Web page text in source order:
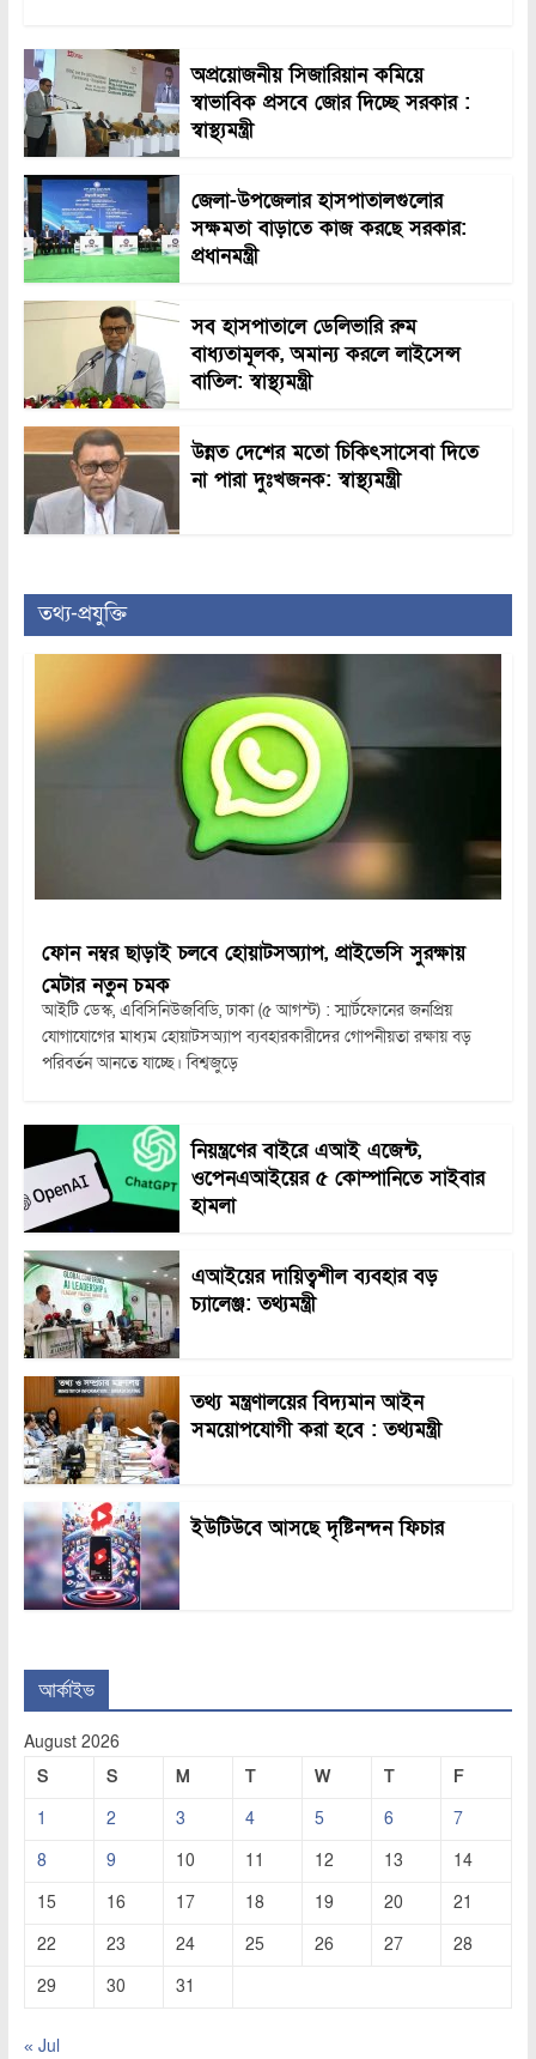
অপ্রয়োজনীয় সিজারিয়ান কমিয়ে
স্বাভাবিক প্রসবে জোর দিচ্ছে সরকার :
স্বাস্থ্যমন্ত্রী
জেলা-উপজেলার হাসপাতালগুলোর
সক্ষমতা বাড়াতে কাজ করছে সরকার:
প্রধানমন্ত্রী
সব হাসপাতালে ডেলিভারি রুম
বাধ্যতামূলক, অমান্য করলে লাইসেন্স
বাতিল: স্বাস্থ্যমন্ত্রী
উন্নত দেশের মতো চিকিৎসাসেবা দিতে
না পারা দুঃখজনক: স্বাস্থ্যমন্ত্রী
তথ্য-প্রযুক্তি
ফোন নম্বর ছাড়াই চলবে হোয়াটসঅ্যাপ, প্রাইভেসি সুরক্ষায়
মেটার নতুন চমক
আইটি ডেস্ক, এবিসিনিউজবিডি, ঢাকা (৫ আগস্ট) : স্মার্টফোনের জনপ্রিয়
যোগাযোগের মাধ্যম হোয়াটসঅ্যাপ ব্যবহারকারীদের গোপনীয়তা রক্ষায় বড়
পরিবর্তন আনতে যাচ্ছে। বিশ্বজুড়ে
নিয়ন্ত্রণের বাইরে এআই এজেন্ট,
ওপেনএআইয়ের ৫ কোম্পানিতে সাইবার
হামলা
এআইয়ের দায়িত্বশীল ব্যবহার বড়
চ্যালেঞ্জ: তথ্যমন্ত্রী
তথ্য মন্ত্রণালয়ের বিদ্যমান আইন
সময়োপযোগী করা হবে : তথ্যমন্ত্রী
ইউটিউবে আসছে দৃষ্টিনন্দন ফিচার
আর্কাইভ
August 2026
S
S M T W T
F
1
2 3 4 5 6
7
8
9 10 11 12 13
14
15
16 17 18 19 20
21
22
23 24 25 26 27
28
29
30 31
« Jul